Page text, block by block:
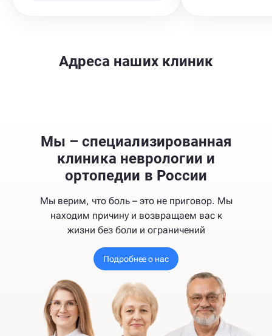
Адреса наших клиник
Мы – специализированная
клиника неврологии и
ортопедии в России
Мы верим, что боль – это не приговор. Мы
находим причину и возвращаем вас к
жизни без боли и ограничений
Подробнее о нас